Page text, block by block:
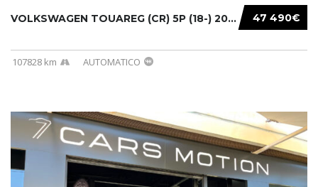
47 490€
VOLKSWAGEN TOUAREG (CR) 5P (18-) 2021...
107828 km AUTOMATICO